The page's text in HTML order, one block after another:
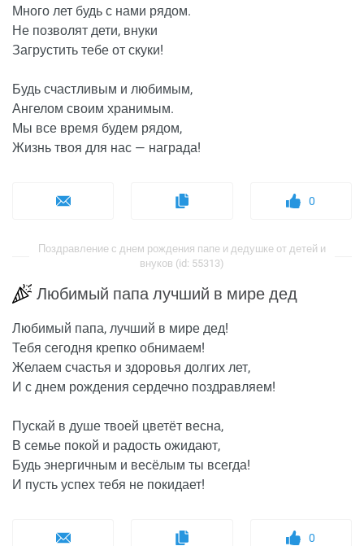
Много лет будь с нами рядом.
Не позволят дети, внуки
Загрустить тебе от скуки!
Будь счастливым и любимым,
Ангелом своим хранимым.
Мы все время будем рядом,
Жизнь твоя для нас — награда!
0
Поздравление с днем рождения папе и дедушке от детей и
внуков (id: 55313)
Любимый папа лучший в мире дед
Любимый папа, лучший в мире дед!
Тебя сегодня крепко обнимаем!
Желаем счастья и здоровья долгих лет,
И с днем рождения сердечно поздравляем!
Пускай в душе твоей цветёт весна,
В семье покой и радость ожидают,
Будь энергичным и весёлым ты всегда!
И пусть успех тебя не покидает!
0